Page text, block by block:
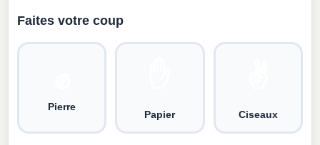
Faites votre coup
Pierre
Papier Ciseaux